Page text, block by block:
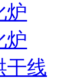
炉
炉
干线